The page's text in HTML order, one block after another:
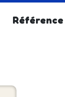
Référence